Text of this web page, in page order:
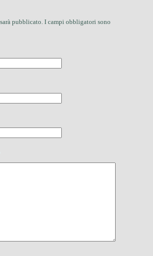
pubblicato. I campi obbligatori sono